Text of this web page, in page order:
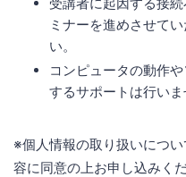
ミナーを進めさせて
い。
コンピュータの動作
するサポートは行いま
※個人情報の取り扱いについ
容に同意の上お申し込みくだ